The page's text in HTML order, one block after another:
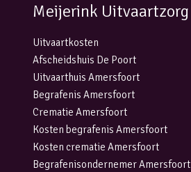
Meijerink Uitvaartzorg
Uitvaartkosten
Afscheidshuis De Poort
Uitvaarthuis Amersfoort
Begrafenis Amersfoort
Crematie Amersfoort
Kosten begrafenis Amersfoort
Kosten crematie Amersfoort
Begrafenisondernemer Amersfoort